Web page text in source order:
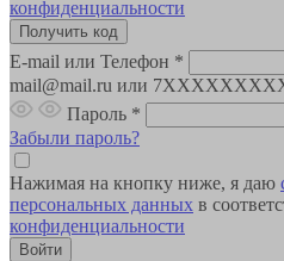
конфиденциальности
E-mail или Телефон *
mail@mail.ru или
Пароль *
Забыли пароль?
Нажимая на кнопку ниже, я даю
персональных данных в
конфиденциальности